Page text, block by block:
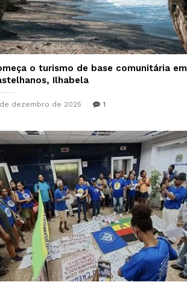
o turismo de base comunitária em
Ilhabela
de dezembro de 2025 1